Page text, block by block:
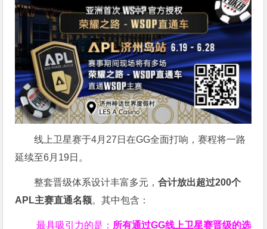
线上卫星赛于4月27日在GG全面打响，赛程将一路
延续至6月19日。
整套晋级体系设计丰富多元，合计放出超过200个
APL主赛直通名额。其中包含：
最具吸引力的是： 所有通过GG线上卫星赛晋级的选